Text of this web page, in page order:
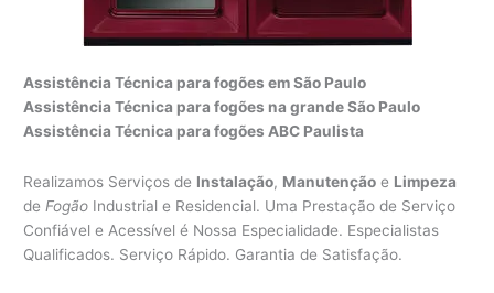
Assistência Técnica para fogões em São Paulo
Assistência Técnica para fogões na grande São Paulo
Assistência Técnica para fogões ABC Paulista
Realizamos Serviços de Instalação, Manutenção e Limpeza
de Fogão Industrial e Residencial. Uma Prestação de Serviço
Confiável e Acessível é Nossa Especialidade. Especialistas
Qualificados. Serviço Rápido. Garantia de Satisfação.